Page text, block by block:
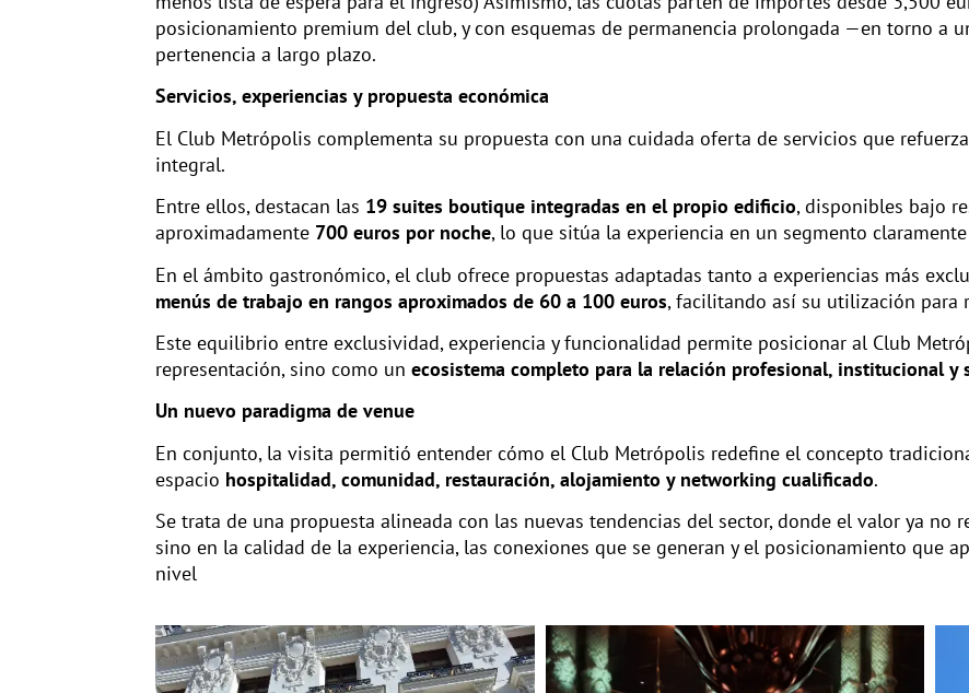
posicionamiento premium del club, y con esquemas de permanencia prolongada —en torno a
pertenencia a largo plazo.
Servicios, experiencias y propuesta económica
El Club Metrópolis complementa su propuesta con una cuidada oferta de servicios que
integral.
Entre ellos, destacan las 19 suites boutique integradas en el propio edificio, disponibles bajo
aproximadamente 700 euros por noche, lo que sitúa la experiencia en un segmento
En el ámbito gastronómico, el club ofrece propuestas adaptadas tanto a experiencias más
menús de trabajo en rangos aproximados de 60 a 100 euros, facilitando así su utilización para
Este equilibrio entre exclusividad, experiencia y funcionalidad permite posicionar al Club
representación, sino como un ecosistema completo para la relación profesional, institucional y
Un nuevo paradigma de venue
En conjunto, la visita permitió entender cómo el Club Metrópolis redefine el concepto
espacio hospitalidad, comunidad, restauración, alojamiento y networking cualificado.
Se trata de una propuesta alineada con las nuevas tendencias del sector, donde el valor ya no
sino en la calidad de la experiencia, las conexiones que se generan y el posicionamiento que
nivel